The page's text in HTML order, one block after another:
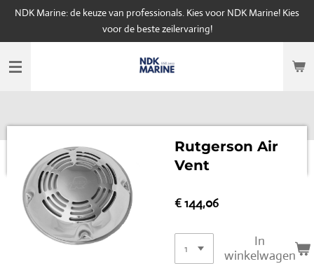
Ga
de
NDK Marine: de keuze van professionals. Kies voor NDK Marine! Kies
voor de beste zeilervaring!
Rutgerson Air
Vent
€ 144,06
In
winkelwagen